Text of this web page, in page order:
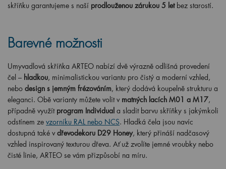
skříňku garantujeme s naší prodlouženou zárukou 5 let bez starostí.
Barevné možnosti
Umyvadlová skříňka ARTEO nabízí dvě výrazně odlišná provedení
čel – hladkou, minimalistickou variantu pro čistý a moderní vzhled,
nebo design s jemným frézováním, který dodává koupelně strukturu a
eleganci. Obě varianty můžete volit v matných lacích M01 a M17,
případně využít program Individual a sladit barvu skříňky s jakýmkoli
odstínem ze vzorníku RAL nebo NCS. Hladká čela jsou navíc
dostupná také v dřevodekoru D29 Honey, který přináší nadčasový
vzhled inspirovaný texturou dřeva. Ať už zvolíte jemné vroubky nebo
čisté linie, ARTEO se vám přizpůsobí na míru.